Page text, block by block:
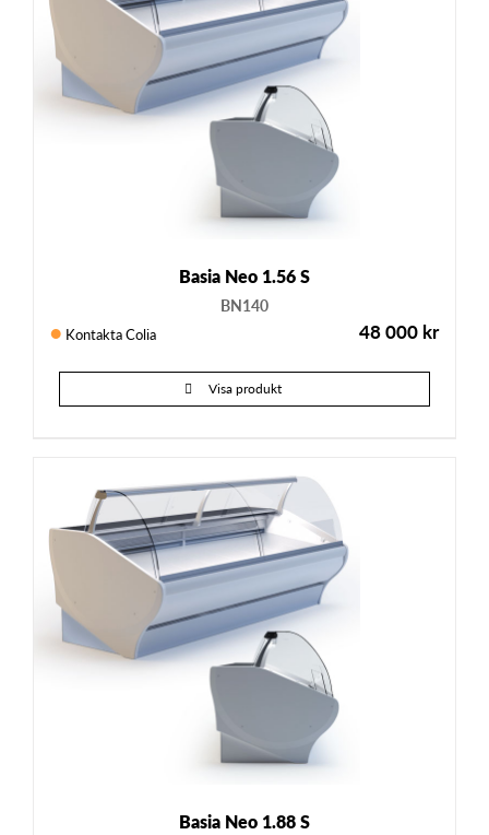
Basia Neo 1.56 S
BN140
Kontakta Colia 48 000 kr
Visa produkt
Basia Neo 1.88 S